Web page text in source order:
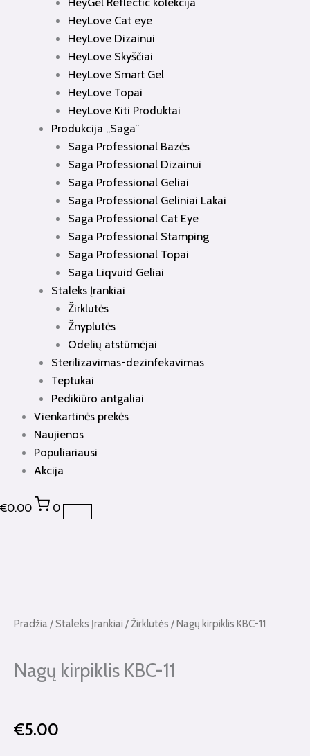
HeyLove Cat eye
HeyLove Dizainui
HeyLove Skyščiai
HeyLove Smart Gel
HeyLove Topai
HeyLove Kiti Produktai
Produkcija „Saga”
Saga Professional Bazės
Saga Professional Dizainui
Saga Professional Geliai
Saga Professional Geliniai Lakai
Saga Professional Cat Eye
Saga Professional Stamping
Saga Professional Topai
Saga Liqvuid Geliai
Staleks Įrankiai
Žirklutės
Žnyplutės
Odelių atstūmėjai
Sterilizavimas-dezinfekavimas
Teptukai
Pedikiūro antgaliai
Vienkartinės prekės
Naujienos
Populiariausi
Akcija
€0.00 0
Pradžia/Staleks Įrankiai /Žirklutės / Nagų kirpiklis KBC-11
Nagų kirpiklis KBC-11
€5.00